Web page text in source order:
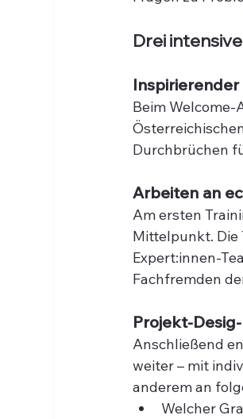
Drei
Inspirierender
Beim
Durchbrüchen
Arbeiten an
Am ersten
Mittelpunkt. Die
Expert:innen-
Fachfremden
Projekt-
Anschließend
weiter – mit
anderem an
Welcher